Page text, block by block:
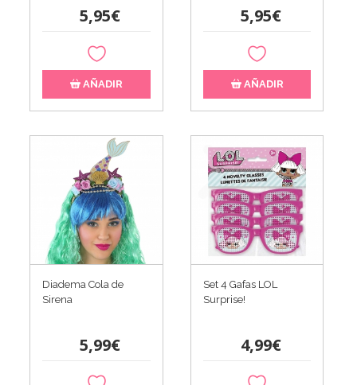
5,95€
AÑADIR
5,95€
AÑADIR
Diadema Cola de
Sirena
5,99€
Set 4 Gafas LOL
Surprise!
4,99€